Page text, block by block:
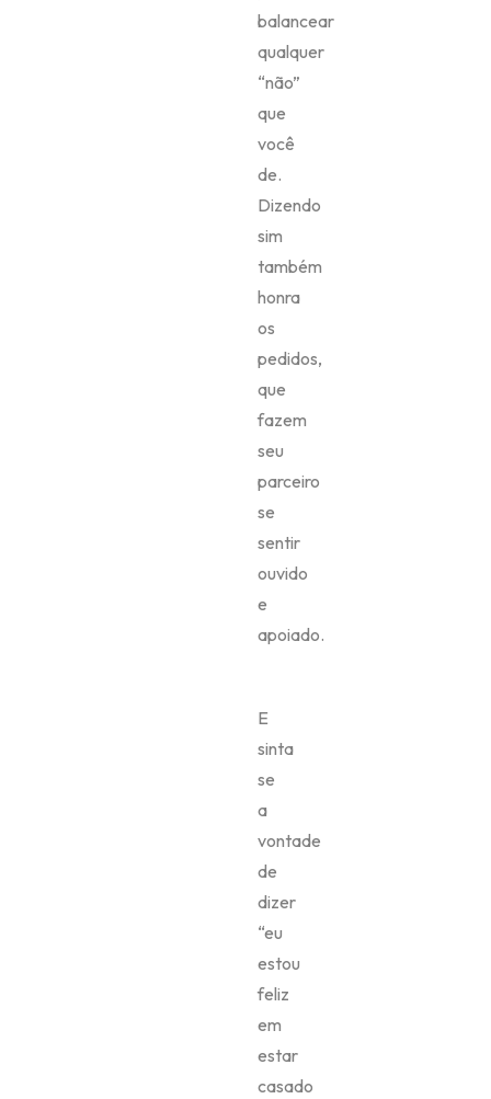
balancear
qualquer
“não”
que
você
de.
Dizendo
sim
também
honra
os
pedidos,
que
fazem
seu
parceiro
se
sentir
ouvido
e
apoiado.
E
sinta
se
a
vontade
de
dizer
“eu
estou
feliz
em
estar
casado